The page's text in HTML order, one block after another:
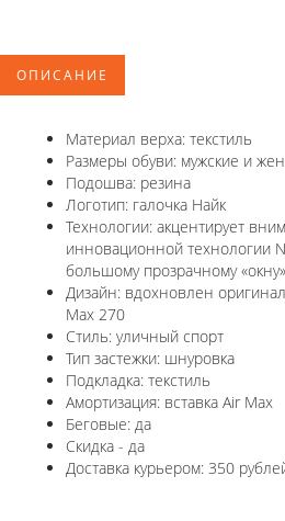
ОПИСАНИЕ
Материал верха: текстиль
Размеры обуви: мужские и
Подошва: резина
Логотип: галочка Найк
Технологии: акцентирует
инновационной технологии
большому прозрачному
Дизайн: вдохновлен
Max 270
Стиль: уличный спорт
Тип застежки: шнуровка
Подкладка: текстиль
Амортизация: вставка Air Max
Беговые: да
Скидка - да
Доставка курьером: 350